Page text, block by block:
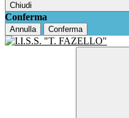
Chiudi
Conferma
Annulla Conferma